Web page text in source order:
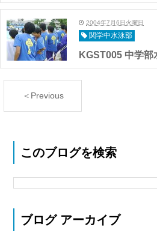
2004年7月6日火曜日
関学中水泳部
KGST005 中学部
＜Previous
このブログを検索
ブログ アーカイブ